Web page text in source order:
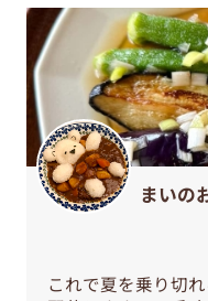
まいの
これで夏を乗り切